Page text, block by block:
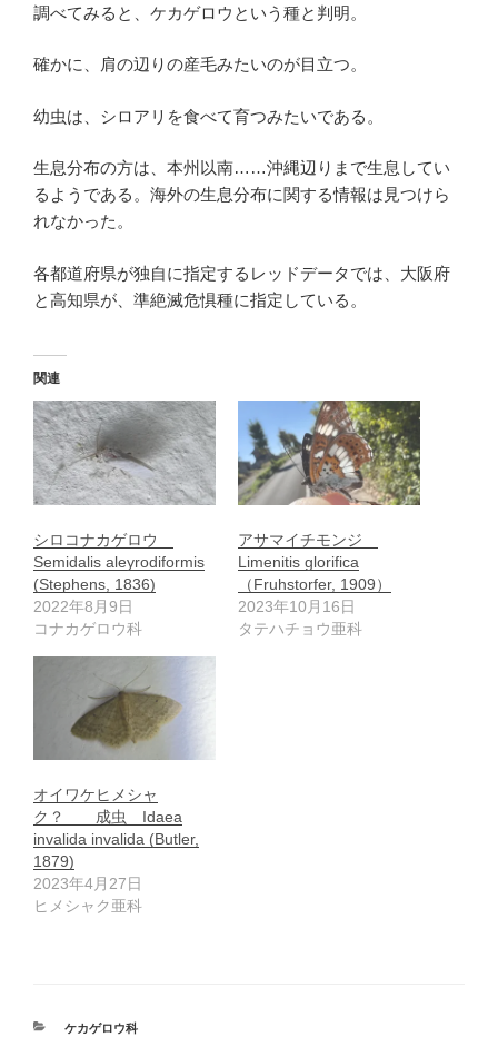
調べてみると、ケカゲロウという種と判明。
確かに、肩の辺りの産毛みたいのが目立つ。
幼虫は、シロアリを食べて育つみたいである。
生息分布の方は、本州以南……沖縄辺りまで生息してい
るようである。海外の生息分布に関する情報は見つけら
れなかった。
各都道府県が独自に指定するレッドデータでは、大阪府
と高知県が、準絶滅危惧種に指定している。
関連
シロコナカゲロウ
Semidalis aleyrodiformis
(Stephens, 1836)
2022年8月9日
コナカゲロウ科
アサマイチモンジ
Limenitis glorifica
（Fruhstorfer, 1909）
2023年10月16日
タテハチョウ亜科
オイワケヒメシャ
ク？ 成虫 Idaea
invalida invalida (Butler,
1879)
2023年4月27日
ヒメシャク亜科
カ
ケカゲロウ科